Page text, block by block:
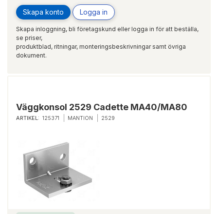
Skapa konto Logga in
Skapa inloggning, bli företagskund eller logga in för att beställa,
se priser,
produktblad, ritningar, monteringsbeskrivningar samt övriga
dokument.
Väggkonsol 2529 Cadette MA40/MA80
ARTIKEL: 125371 MANTION 2529